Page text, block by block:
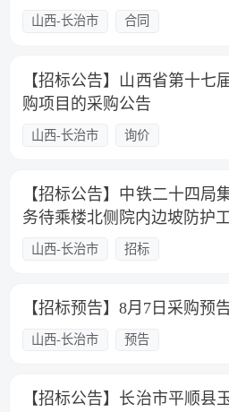
山西-长治市 合同
【招标公告】山西省第十七
购项目的采购公告
山西-长治市 询价
【招标公告】中铁二十四局
务待乘楼北侧院内边坡防护
山西-长治市 招标
【招标预告】8月7日采购预
山西-长治市 预告
【招标公告】长治市平顺县